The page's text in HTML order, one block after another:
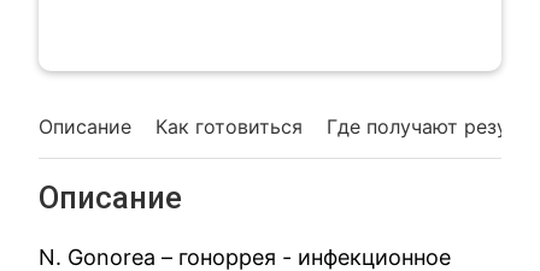
Описание Как готовиться Где получают
Описание
N. Gonorea – гоноррея - инфекционное